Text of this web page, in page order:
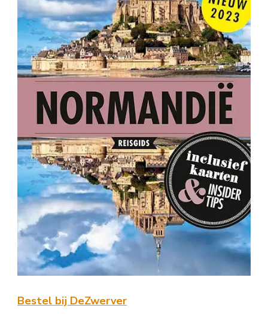
Bestel bij DeZwerver